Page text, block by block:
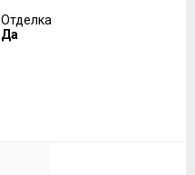
Отделка
Да